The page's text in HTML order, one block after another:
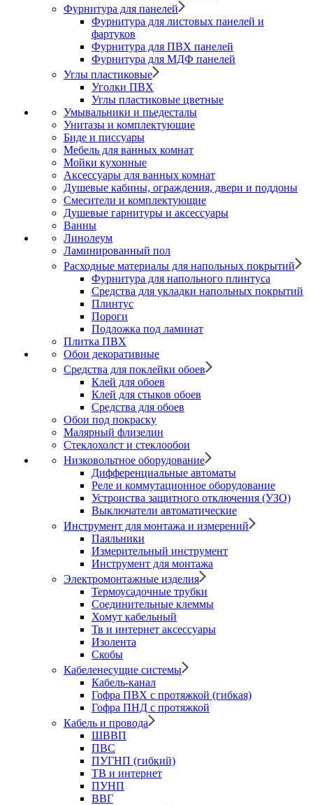
Фурнитура для панелей
Фурнитура для листовых панелей и
фартуков
Фурнитура для ПВХ панелей
Фурнитура для МДФ панелей
Углы пластиковые
Уголки ПВХ
Углы пластиковые цветные
Умывальники и пьедесталы
Унитазы и комплектующие
Биде и писсуары
Мебель для ванных комнат
Мойки кухонные
Аксессуары для ванных комнат
Душевые кабины, ограждения, двери и поддоны
Смесители и комплектующие
Душевые гарнитуры и аксессуары
Ванны
Линолеум
Ламинированный пол
Расходные материалы для напольных покрытий
Фурнитура для напольного плинтуса
Средства для укладки напольных покрытий
Плинтус
Пороги
Подложка под ламинат
Плитка ПВХ
Обои декоративные
Средства для поклейки обоев
Клей для обоев
Клей для стыков обоев
Средства для обоев
Обои под покраску
Малярный флизелин
Стеклохолст и стеклообои
Низковольтное оборудование
Дифференциальные автоматы
Реле и коммутационное оборудование
Устроиства защитного отключения (УЗО)
Выключатели автоматические
Инструмент для монтажа и измерений
Паяльники
Измерительный инструмент
Инструмент для монтажа
Электромонтажные изделия
Термоусадочные трубки
Соединительные клеммы
Хомут кабельный
Тв и интернет аксессуары
Изолента
Скобы
Кабеленесущие системы
Кабель-канал
Гофра ПВХ с протяжкой (гибкая)
Гофра ПНД с протяжкой
Кабель и провода
ШВВП
ПВС
ПУГНП (гибкий)
ТВ и интернет
ПУНП
ВВГ